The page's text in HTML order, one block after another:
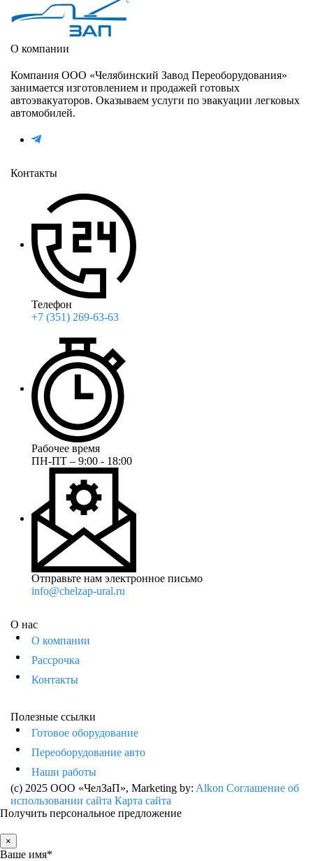
О компании
Компания ООО «Челябинский Завод Переоборудования»
занимается изготовлением и продажей готовых
автоэвакуаторов. Оказываем услуги по эвакуации легковых
автомобилей.
Контакты
Телефон
+7 (351) 269-63-63
Рабочее время
ПН-ПТ – 9:00 - 18:00
Отправьте нам электронное письмо
info@chelzap-ural.ru
О нас
О компании
Рассрочка
Контакты
Полезные ссылки
Готовое оборудование
Переоборудование авто
Наши работы
(c) 2025 ООО «ЧелЗаП», Marketing by: Alkon Соглашение об
использовании сайта Карта сайта
Получить персональное предложение
×
Ваше имя*